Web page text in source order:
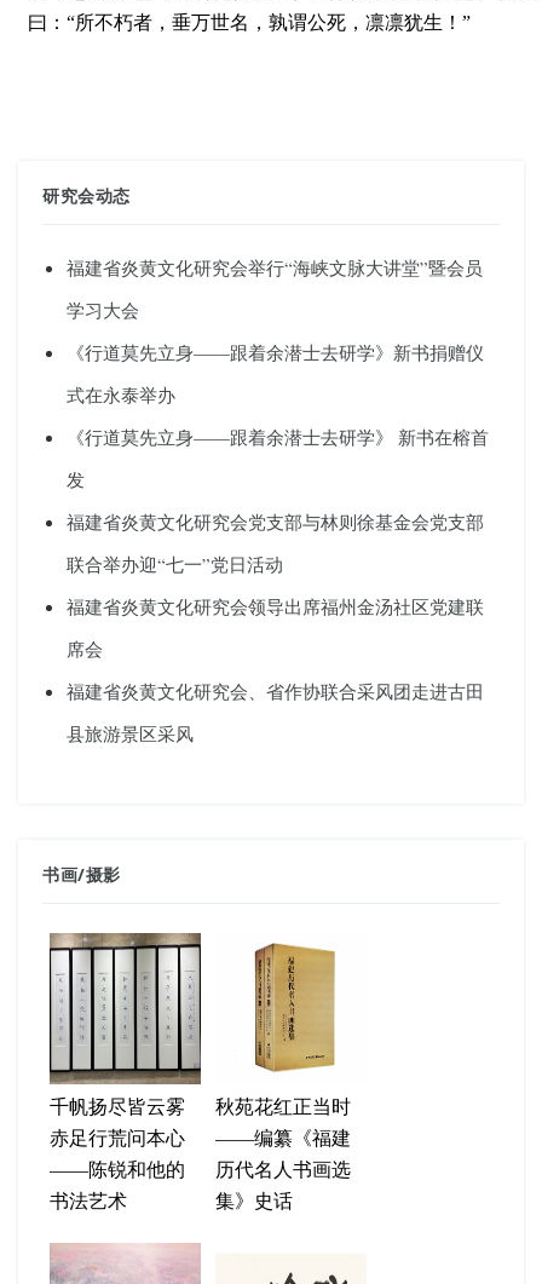
曰：“所不朽者，垂万世名，孰谓公死，凛凛犹生！”
研究会动态
福建省炎黄文化研究会举行“海峡文脉大讲堂”暨会员
学习大会
《行道莫先立身——跟着余潜士去研学》新书捐赠仪
式在永泰举办
《行道莫先立身——跟着余潜士去研学》 新书在榕首
发
福建省炎黄文化研究会党支部与林则徐基金会党支部
联合举办迎“七一”党日活动
福建省炎黄文化研究会领导出席福州金汤社区党建联
席会
福建省炎黄文化研究会、省作协联合采风团走进古田
县旅游景区采风
书画/摄影
千帆扬尽皆云雾
赤足行荒问本心
——陈锐和他的
书法艺术
秋苑花红正当时
——编纂《福建
历代名人书画选
集》史话